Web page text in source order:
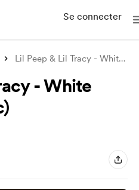
Se connecter
Lil Peep & Lil Tracy - White Win
- White